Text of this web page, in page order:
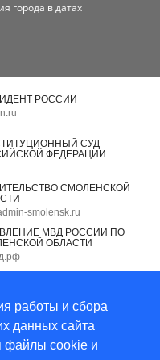
работы и сбора
данных сайта
файлы cookie и
города в датах
РОССИИ
СУД
ФЕДЕРАЦИИ
СМОЛЕНСКОЙ
smolensk.ru
МВД РОССИИ ПО
ОБЛАСТИ
СОВЕТ ПРИ
РФ